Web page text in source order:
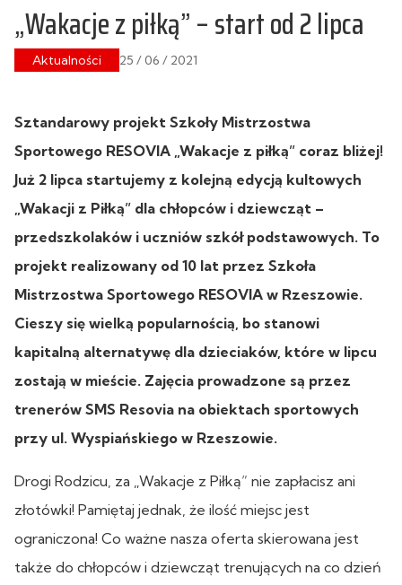
„Wakacje z piłką” – start od 2 lipca
Aktualności 25 / 06 / 2021
Sztandarowy projekt Szkoły Mistrzostwa
Sportowego RESOVIA „Wakacje z piłką” coraz bliżej!
Już 2 lipca startujemy z kolejną edycją kultowych
„Wakacji z Piłką” dla chłopców i dziewcząt –
przedszkolaków i uczniów szkół podstawowych. To
projekt realizowany od 10 lat przez Szkoła
Mistrzostwa Sportowego RESOVIA w Rzeszowie.
Cieszy się wielką popularnością, bo stanowi
kapitalną alternatywę dla dzieciaków, które w lipcu
zostają w mieście. Zajęcia prowadzone są przez
trenerów SMS Resovia na obiektach sportowych
przy ul. Wyspiańskiego w Rzeszowie.
Drogi Rodzicu, za „Wakacje z Piłką” nie zapłacisz ani
złotówki! Pamiętaj jednak, że ilość miejsc jest
ograniczona! Co ważne nasza oferta skierowana jest
także do chłopców i dziewcząt trenujących na co dzień